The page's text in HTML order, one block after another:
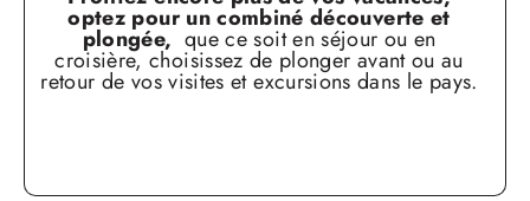
optez pour un combiné découverte et
plongée, que ce soit en séjour ou en
croisière, choisissez de plonger avant ou au
retour de vos visites et excursions dans le pays.